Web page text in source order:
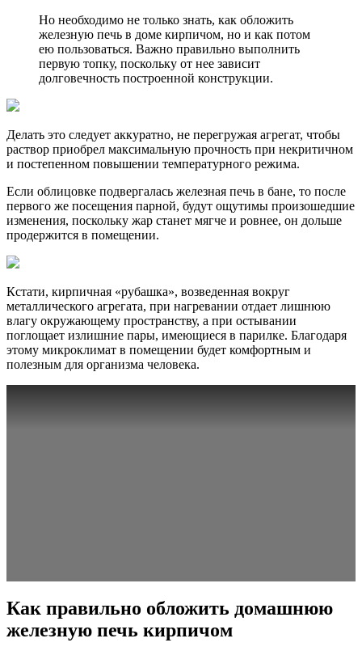
Но необходимо не только знать, как обложить
железную печь в доме кирпичом, но и как потом
ею пользоваться. Важно правильно выполнить
первую топку, поскольку от нее зависит
долговечность построенной конструкции.
Делать это следует аккуратно, не перегружая агрегат, чтобы
раствор приобрел максимальную прочность при некритичном
и постепенном повышении температурного режима.
Если облицовке подвергалась железная печь в бане, то после
первого же посещения парной, будут ощутимы произошедшие
изменения, поскольку жар станет мягче и ровнее, он дольше
продержится в помещении.
Кстати, кирпичная «рубашка», возведенная вокруг
металлического агрегата, при нагревании отдает лишнюю
влагу окружающему пространству, а при остывании
поглощает излишние пары, имеющиеся в парилке. Благодаря
этому микроклимат в помещении будет комфортным и
полезным для организма человека.
Как правильно обложить домашнюю
железную печь кирпичом